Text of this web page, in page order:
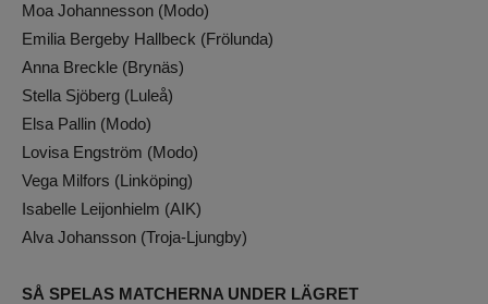
Moa Johannesson (Modo)
Emilia Bergeby Hallbeck (Frölunda)
Anna Breckle (Brynäs)
Stella Sjöberg (Luleå)
Elsa Pallin (Modo)
Lovisa Engström (Modo)
Vega Milfors (Linköping)
Isabelle Leijonhielm (AIK)
Alva Johansson (Troja-Ljungby)
SÅ SPELAS MATCHERNA UNDER LÄGRET